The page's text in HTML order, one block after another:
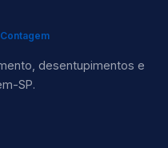
desentupimentos e
SP.